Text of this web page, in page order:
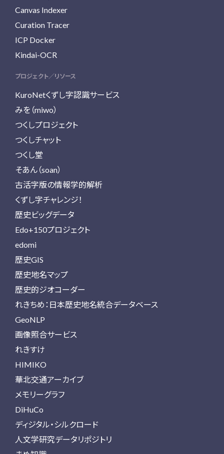
Canvas Indexer
Curation Tracer
ICP Docker
Kindai-OCR
プロジェクト／リソース
KuroNetくずし字認識サービス
みを（miwo）
つくしプロジェクト
つくしチャット
つくし堂
そあん（soan）
古活字版の情報学的解析
くずし字チャレンジ！
歴史ビッグデータ
Edo+150プロジェクト
edomi
歴史GIS
歴史地名マップ
歴史的ジオコーダー
れきちめ：日本歴史地名統合データベース
GeoNLP
画像照合サービス
れきすけ
HIMIKO
華北交通アーカイブ
メモリーグラフ
DiHuCo
ディジタル・シルクロード
人文学研究データリポジトリ